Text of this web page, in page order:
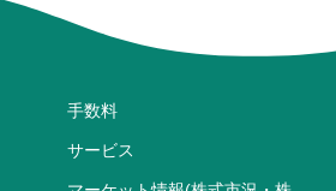
手数料
サービス